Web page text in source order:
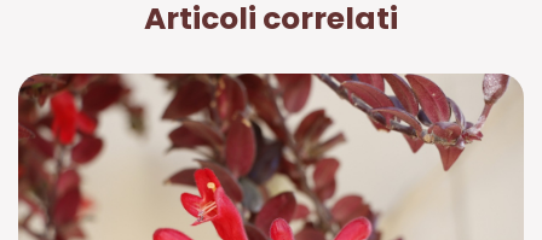
Articoli correlati